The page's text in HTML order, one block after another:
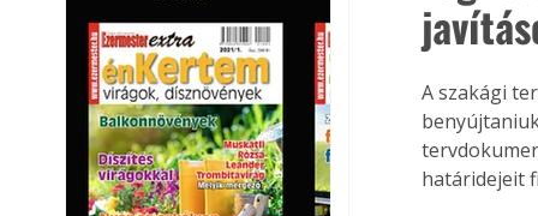
A szakági
határidejeit